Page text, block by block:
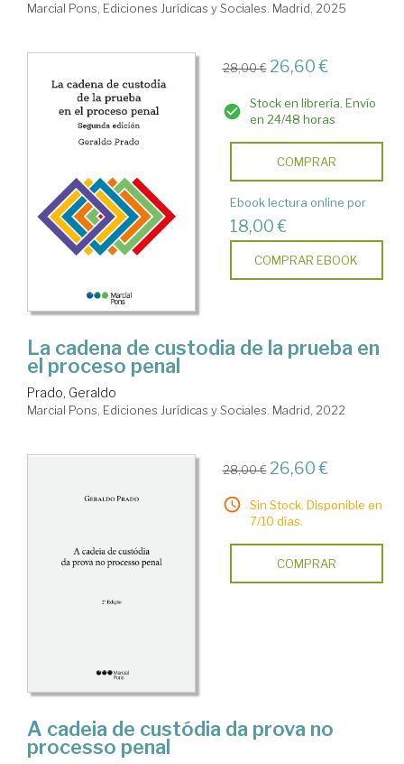
Marcial Pons, Ediciones Jurídicas y Sociales. Madrid, 2025
28,00 € 26,60 €
Stock en librería. Envío
en 24/48 horas
COMPRAR
Ebook lectura online por
18,00 €
COMPRAR EBOOK
La cadena de custodia de la prueba en
el proceso penal
Prado, Geraldo
Marcial Pons, Ediciones Jurídicas y Sociales. Madrid, 2022
28,00 € 26,60 €
Sin Stock. Disponible en
7/10 días.
COMPRAR
A cadeia de custódia da prova no
processo penal